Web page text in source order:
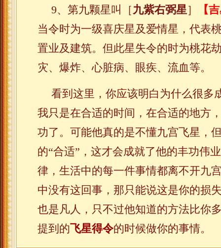
9、第九颗星叫［九紫右弼星］
【
当令时为一级喜庆星及爱情星，代表
置业及建筑。但此星失令的时为桃花
灾、爆炸、心脏病、眼疾、流血等。
看到这里，你应该明白为什么很多
我只是在合适的时间，在合适的地方
功了。可能他真的是不懂九宫飞星，
的“合适”，这才会成就了他的丰功伟
律，生活中的每一件事情都离不开九
中没有这回事，那只能说这是你的损
也是凡人，只不过他知道的方法比你
提到的飞星得令的时候做你的事情。